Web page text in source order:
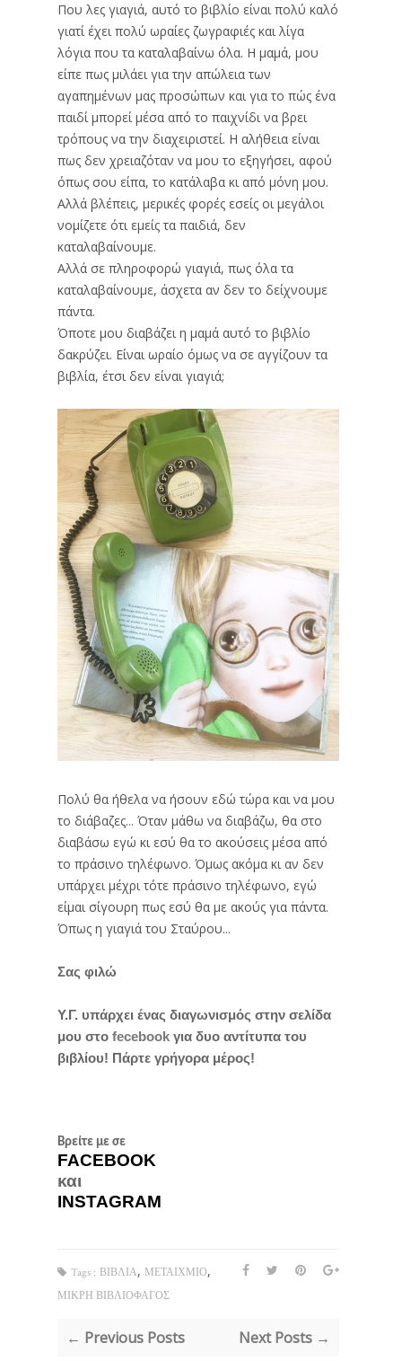
Που λες γιαγιά, αυτό το βιβλίο είναι πολύ καλό
γιατί έχει πολύ ωραίες ζωγραφιές και λίγα
λόγια που τα καταλαβαίνω όλα. Η μαμά, μου
είπε πως μιλάει για την απώλεια των
αγαπημένων μας προσώπων και για το πώς ένα
παιδί μπορεί μέσα από το παιχνίδι να βρει
τρόπους να την διαχειριστεί. Η αλήθεια είναι
πως δεν χρειαζόταν να μου το εξηγήσει, αφού
όπως σου είπα, το κατάλαβα κι από μόνη μου.
Αλλά βλέπεις, μερικές φορές εσείς οι μεγάλοι
νομίζετε ότι εμείς τα παιδιά, δεν
καταλαβαίνουμε.
Αλλά σε πληροφορώ γιαγιά, πως όλα τα
καταλαβαίνουμε, άσχετα αν δεν το δείχνουμε
πάντα.
Όποτε μου διαβάζει η μαμά αυτό το βιβλίο
δακρύζει. Είναι ωραίο όμως να σε αγγίζουν τα
βιβλία, έτσι δεν είναι γιαγιά;
Πολύ θα ήθελα να ήσουν εδώ τώρα και να μου
το διάβαζες... Όταν μάθω να διαβάζω, θα στο
διαβάσω εγώ κι εσύ θα το ακούσεις μέσα από
το πράσινο τηλέφωνο. Όμως ακόμα κι αν δεν
υπάρχει μέχρι τότε πράσινο τηλέφωνο, εγώ
είμαι σίγουρη πως εσύ θα με ακούς για πάντα.
Όπως η γιαγιά του Σταύρου...
Σας φιλώ
Υ.Γ. υπάρχει ένας διαγωνισμός στην σελίδα
μου στο fecebook για δυο αντίτυπα του
βιβλίου! Πάρτε γρήγορα μέρος!
Βρείτε με σε
FACEBOOK
και
INSTAGRAM
Tags : ΒΙΒΛΙΑ, ΜΕΤΑΙΧΜΙΟ,
ΜΙΚΡΗ ΒΙΒΛΙΟΦΑΓΟΣ
← Previous Posts Next Posts →